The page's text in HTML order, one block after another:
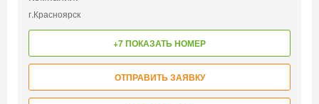
г.Красноярск
+7 ПОКАЗАТЬ НОМЕР
ОТПРАВИТЬ ЗАЯВКУ